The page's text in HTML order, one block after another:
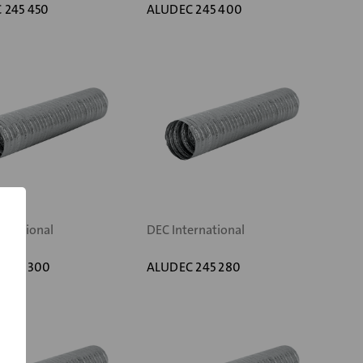
245 450 ALUDEC 245 400
245 300
DEC International
ALUDEC 245 280